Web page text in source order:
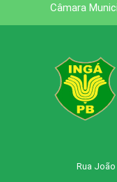
Câmara
Rua João